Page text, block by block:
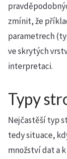
zmínit, že
parametrech
ve skrytých
interpretaci.
Typy
Nejčastěší typ
tedy situace,
množství dat a